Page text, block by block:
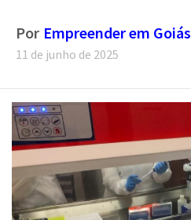
Por Empreender em Goiás
11 de junho de 2025